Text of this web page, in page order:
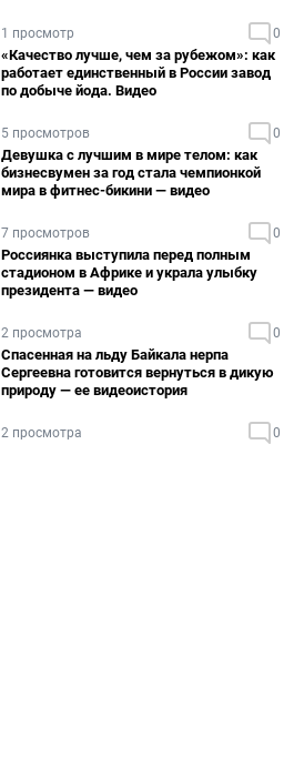
1 просмотр 0
«Качество лучше, чем за рубежом»: как
работает единственный в России завод
по добыче йода. Видео
5 просмотров 0
Девушка с лучшим в мире телом: как
бизнесвумен за год стала чемпионкой
мира в фитнес-бикини — видео
7 просмотров 0
Россиянка выступила перед полным
стадионом в Африке и украла улыбку
президента — видео
2 просмотра 0
Спасенная на льду Байкала нерпа
Сергеевна готовится вернуться в дикую
природу — ее видеоистория
2 просмотра 0